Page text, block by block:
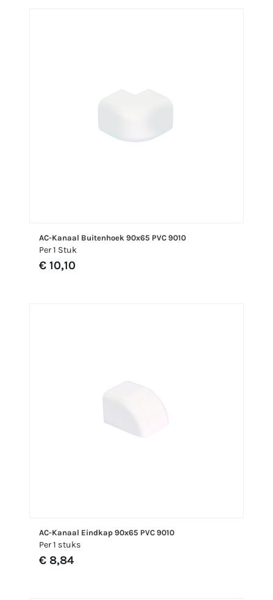
AC-Kanaal Buitenhoek 90x65 PVC 9010
Per 1 Stuk
€ 10,10
AC-Kanaal Eindkap 90x65 PVC 9010
Per 1 stuks
€ 8,84